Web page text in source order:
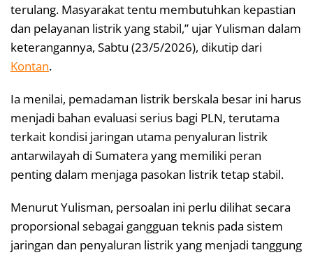
terulang. Masyarakat tentu membutuhkan kepastian
dan pelayanan listrik yang stabil,” ujar Yulisman dalam
keterangannya, Sabtu (23/5/2026), dikutip dari
Kontan.
Ia menilai, pemadaman listrik berskala besar ini harus
menjadi bahan evaluasi serius bagi PLN, terutama
terkait kondisi jaringan utama penyaluran listrik
antarwilayah di Sumatera yang memiliki peran
penting dalam menjaga pasokan listrik tetap stabil.
Menurut Yulisman, persoalan ini perlu dilihat secara
proporsional sebagai gangguan teknis pada sistem
jaringan dan penyaluran listrik yang menjadi tanggung